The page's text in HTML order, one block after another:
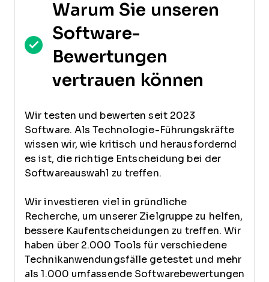
Warum Sie unseren
Software-
Bewertungen
vertrauen können
Wir testen und bewerten seit 2023
Software. Als Technologie-Führungskräfte
wissen wir, wie kritisch und herausfordernd
es ist, die richtige Entscheidung bei der
Softwareauswahl zu treffen.
Wir investieren viel in gründliche
Recherche, um unserer Zielgruppe zu helfen,
bessere Kaufentscheidungen zu treffen. Wir
haben über 2.000 Tools für verschiedene
Technikanwendungsfälle getestet und mehr
als 1.000 umfassende Softwarebewertungen